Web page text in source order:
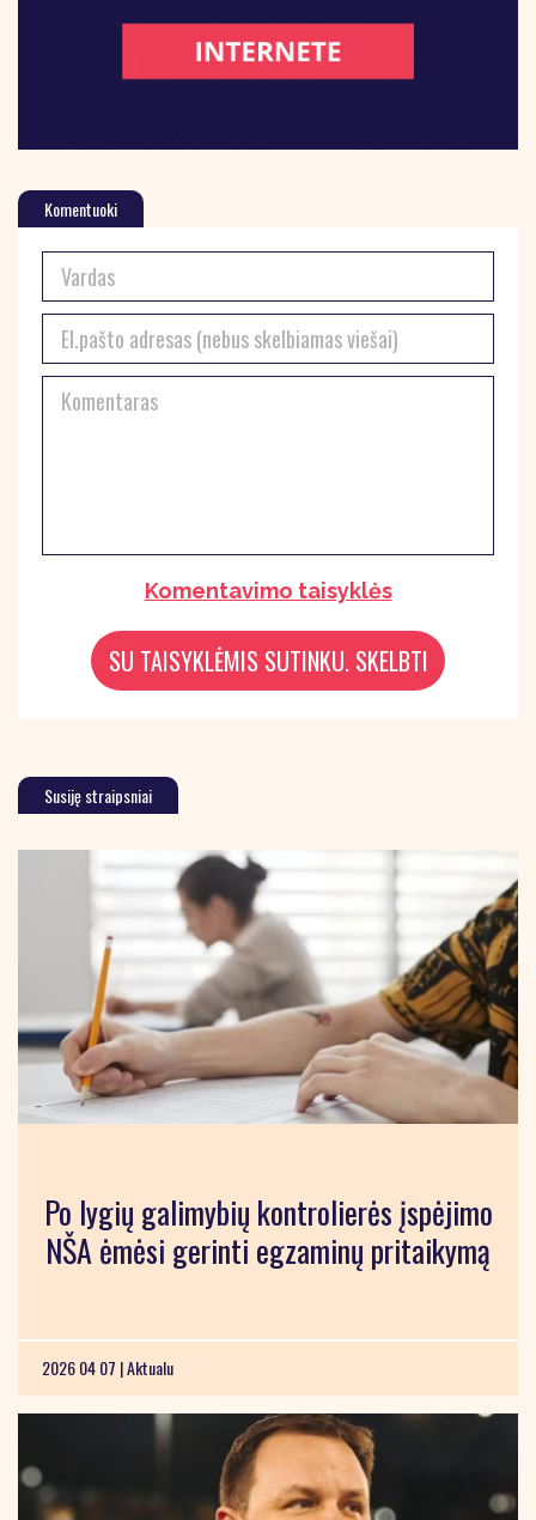
Komentuoki
Komentavimo taisyklės
Susiję straipsniai
Po lygių galimybių kontrolierės įspėjimo
NŠA ėmėsi gerinti egzaminų pritaikymą
2026 04 07 |Aktualu